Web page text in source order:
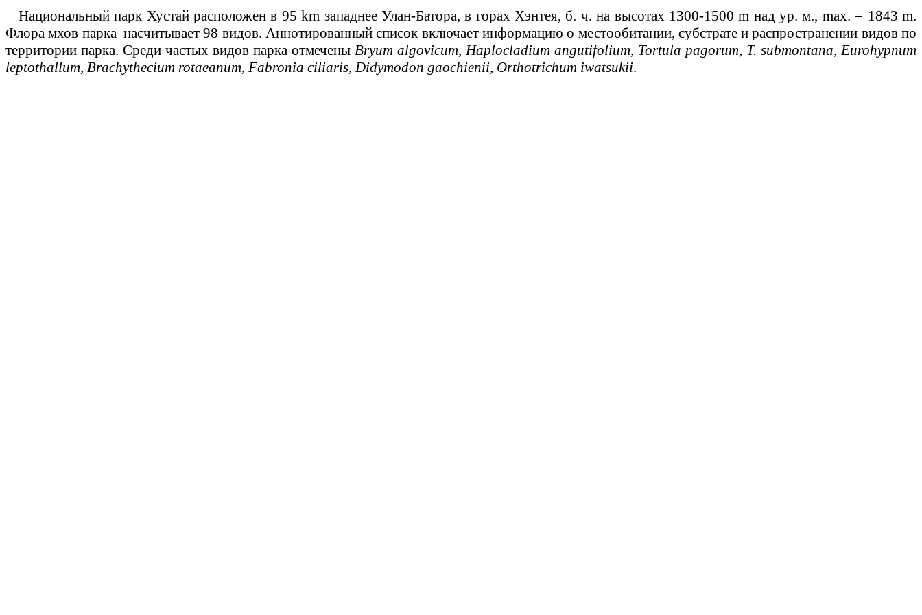
Национальный парк Хустай расположен в 95 km западнее Улан-Батора, в горах Хэнтея, б. ч. на высотах 1300-1500 m над ур. м., max. = 1843 m.
Флора мхов парка насчитывает 98 видов. Аннотированный список включает информацию о местообитании, субстрате и распространении видов по
территории парка. Среди частых видов парка отмечены Bryum algovicum, Haplocladium angutifolium, Tortula pagorum, T. submontana, Eurohypnum
leptothallum, Brachythecium rotaeanum, Fabronia ciliaris, Didymodon gaochienii, Orthotrichum iwatsukii.